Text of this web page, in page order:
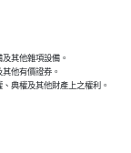
其他雜項設備。
他有價證券。
典權及其他財產上之權利。